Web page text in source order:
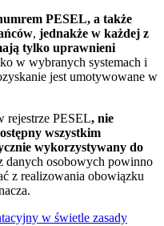
PESEL, a także
, jednakże w każdej z
tylko uprawnieni
w wybranych systemach i
jest umotywowane w
rejestrze PESEL, nie
wszystkim
wykorzystywany do
danych osobowych powinno
z realizowania obowiązku
w świetle zasady